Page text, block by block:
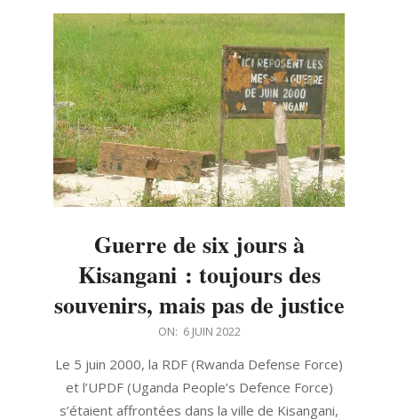
Guerre de six jours à
Kisangani : toujours des
souvenirs, mais pas de justice
ON: 6 JUIN 2022
Le 5 juin 2000, la RDF (Rwanda Defense Force)
et l’UPDF (Uganda People’s Defence Force)
s’étaient affrontées dans la ville de Kisangani,